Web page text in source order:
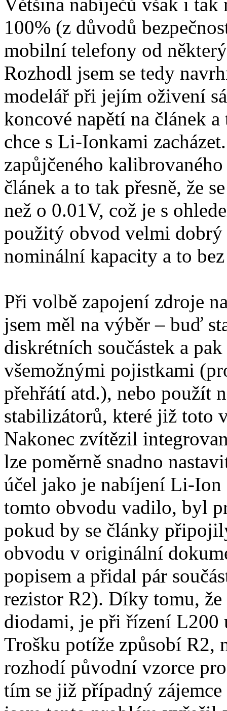
100% (z důvodů
mobilní telefony od
Rozhodl jsem se tedy
modelář při jejím oživení
koncové napětí na článek
chce s Li-Ionkami
zapůjčeného
článek a to tak přesně, že
než o 0.01V, což je s
použitý obvod velmi
nominální kapacity a to
Při volbě zapojení zdroje
jsem měl na výběr – buď
diskrétních součástek a
všemožnými pojistkami
přehřátí atd.), nebo použít
stabilizátorů, které již toto
Nakonec zvítězil
lze poměrně snadno
účel jako je nabíjení Li-Ion
tomto obvodu vadilo, byl
pokud by se články
obvodu v originální
popisem a přidal pár
rezistor R2). Díky tomu,
diodami, je při řízení L200
Trošku potíže způsobí R2,
rozhodí původní vzorce
tím se již případný